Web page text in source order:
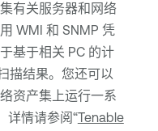
有关服务器和网络
WMI 和 SNMP 凭
基于相关 PC 的计
描结果。您还可以
资产集上运行一系
详情请参阅“Tenable